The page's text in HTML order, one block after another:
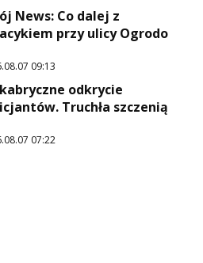
News: Co dalej z
przy ulicy Ogrodo
09:13
odkrycie
Truchła szczenią
07:22